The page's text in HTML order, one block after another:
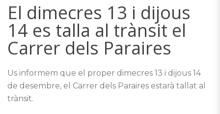
El dimecres 13 i dijous
14 es talla al trànsit el
Carrer dels Paraires
Us informem que el proper dimecres 13 i dijous 14
de desembre, el Carrer dels Paraires estarà tallat al
trànsit.